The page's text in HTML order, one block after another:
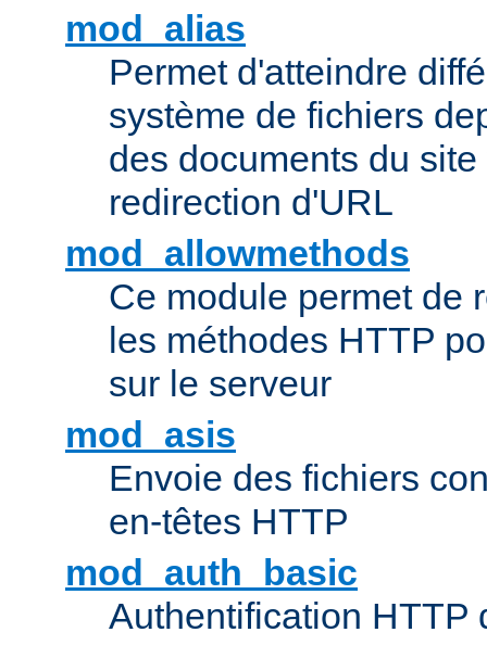
mod_alias
Permet d'atteindre
système de fichiers
des documents du
redirection d'URL
mod_allowmethods
Ce module permet de
les méthodes HTTP
sur le serveur
mod_asis
Envoie des fichiers
en-têtes HTTP
mod_auth_basic
Authentification HTTP